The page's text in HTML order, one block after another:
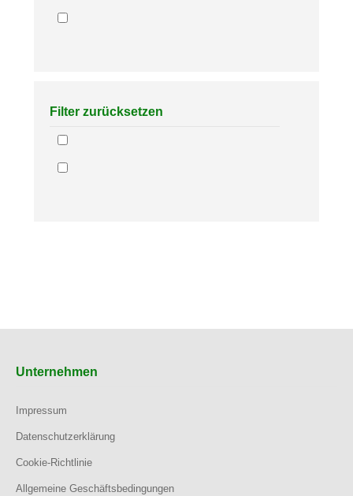
Filter zurücksetzen
Unternehmen
Impressum
Datenschutzerklärung
Cookie-Richtlinie
Allgemeine Geschäftsbedingungen